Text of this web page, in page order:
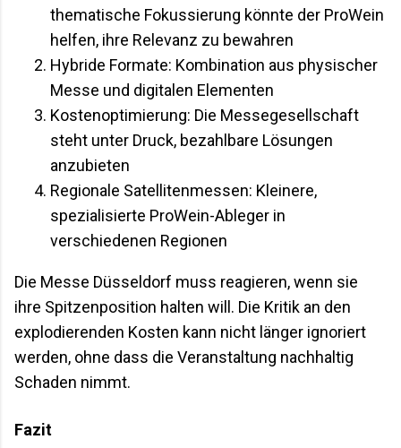
thematische Fokussierung könnte der ProWein
helfen, ihre Relevanz zu bewahren
Hybride Formate: Kombination aus physischer
Messe und digitalen Elementen
Kostenoptimierung: Die Messegesellschaft
steht unter Druck, bezahlbare Lösungen
anzubieten
Regionale Satellitenmessen: Kleinere,
spezialisierte ProWein-Ableger in
verschiedenen Regionen
Die Messe Düsseldorf muss reagieren, wenn sie
ihre Spitzenposition halten will. Die Kritik an den
explodierenden Kosten kann nicht länger ignoriert
werden, ohne dass die Veranstaltung nachhaltig
Schaden nimmt.
Fazit